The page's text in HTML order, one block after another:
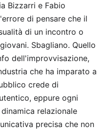
Bizzarri e Fabio
di pensare che il
di un incontro o
Sbagliano. Quello
dell'improvvisazione,
che ha imparato a
crede di
eppure ogni
relazionale
precisa che non